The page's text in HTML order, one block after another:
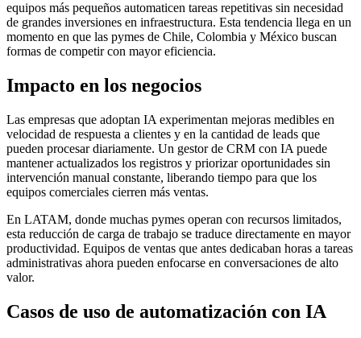
equipos más pequeños automaticen tareas repetitivas sin necesidad
de grandes inversiones en infraestructura. Esta tendencia llega en un
momento en que las pymes de Chile, Colombia y México buscan
formas de competir con mayor eficiencia.
Impacto en los negocios
Las empresas que adoptan IA experimentan mejoras medibles en
velocidad de respuesta a clientes y en la cantidad de leads que
pueden procesar diariamente. Un gestor de CRM con IA puede
mantener actualizados los registros y priorizar oportunidades sin
intervención manual constante, liberando tiempo para que los
equipos comerciales cierren más ventas.
En LATAM, donde muchas pymes operan con recursos limitados,
esta reducción de carga de trabajo se traduce directamente en mayor
productividad. Equipos de ventas que antes dedicaban horas a tareas
administrativas ahora pueden enfocarse en conversaciones de alto
valor.
Casos de uso de automatización con IA